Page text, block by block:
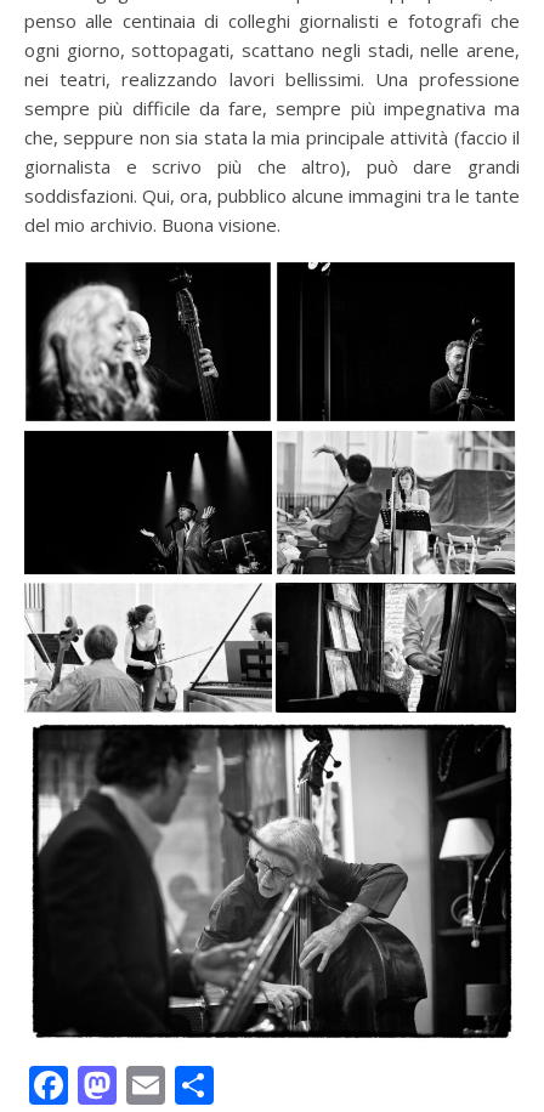
penso alle centinaia di colleghi giornalisti e fotografi che
ogni giorno, sottopagati, scattano negli stadi, nelle arene,
nei teatri, realizzando lavori bellissimi. Una professione
sempre più difficile da fare, sempre più impegnativa ma
che, seppure non sia stata la mia principale attività (faccio il
giornalista e scrivo più che altro), può dare grandi
soddisfazioni. Qui, ora, pubblico alcune immagini tra le tante
del mio archivio. Buona visione.
Facebook
Mastodon
Email